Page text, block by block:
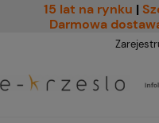
15 lat na rynku |
Darmowa